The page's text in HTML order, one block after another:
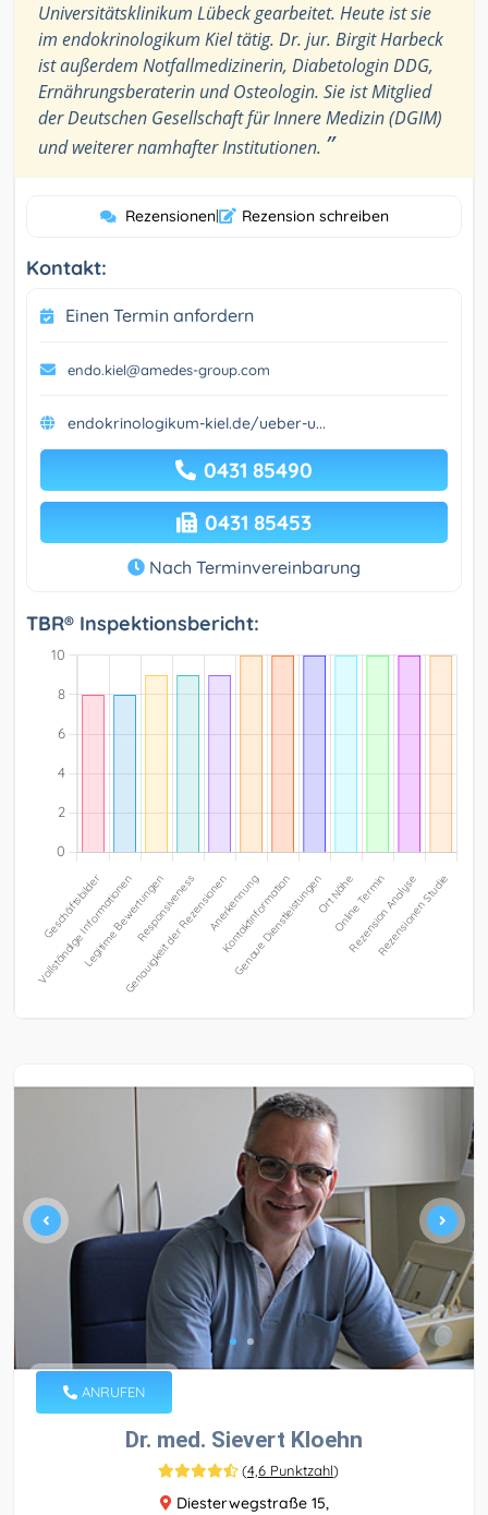
Universitätsklinikum Lübeck gearbeitet. Heute ist sie
im endokrinologikum Kiel tätig. Dr. jur. Birgit Harbeck
ist außerdem Notfallmedizinerin, Diabetologin DDG,
Ernährungsberaterin und Osteologin. Sie ist Mitglied
der Deutschen Gesellschaft für Innere Medizin (DGIM)
und weiterer namhafter Institutionen. ”
Rezensionen| Rezension schreiben
Kontakt:
Einen Termin anfordern
endo.kiel@amedes-group.com
endokrinologikum-kiel.de/ueber-u...
0431 85490
0431 85453
Nach Terminvereinbarung
TBR® Inspektionsbericht:
ANRUFEN
Dr. med. Sievert Kloehn
(4,6 Punktzahl)
Diesterwegstraße 15,